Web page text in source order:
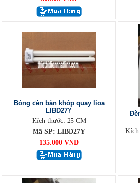
Bóng đèn bàn khớp quay lioa
LIBD27Y
Kích thước: 25 CM
Mã SP: LIBD27Y
135.000 VND
Kích